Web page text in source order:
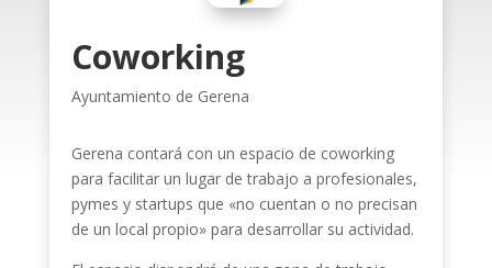
Coworking
Ayuntamiento de Gerena
Gerena contará con un espacio de coworking
para facilitar un lugar de trabajo a profesionales,
pymes y startups que «no cuentan o no precisan
de un local propio» para desarrollar su actividad.